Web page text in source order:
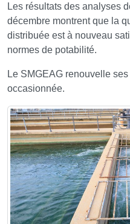
Les résultats des analyses
décembre montrent que la
distribuée est à nouveau
normes de potabilité.
Le SMGEAG renouvelle
occasionnée.